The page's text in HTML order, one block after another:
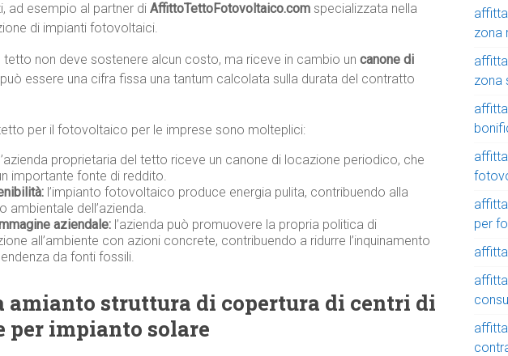
ad esempio al partner di AffittoTettoFotovoltaico.com specializzata nella
di impianti fotovoltaici.
tetto non deve sostenere alcun costo, ma riceve in cambio un canone di
essere una cifra fissa una tantum calcolata sulla durata del contratto
per il fotovoltaico per le imprese sono molteplici:
l’azienda proprietaria del tetto riceve un canone di locazione periodico, che
importante fonte di reddito.
l’impianto fotovoltaico produce energia pulita, contribuendo alla
ambientale dell’azienda.
aziendale: l’azienda può promuovere la propria politica di
all’ambiente con azioni concrete, contribuendo a ridurre l’inquinamento
da fonti fossili.
amianto struttura di copertura di centri di
per impianto solare
zona
zona
per